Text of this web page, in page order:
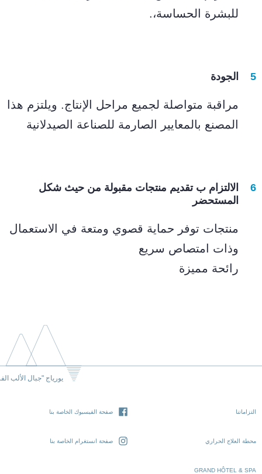
للبشرة الحساسة،.
الجودة
مراقبة متواصلة لجميع مراحل الإنتاج. ويلتزم هذا
المصنع بالمعايير الصارمة للصناعة الصيدلانية
الالتزام ب تقديم منتجات مقبولة من حيث شكل
المستحضر
منتجات توفر حماية قصوي ومتعة في الاستعمال
وذات امتصاص سريع
رائحة مميزة
يورياج "جبال الألب
التزاماتنا
محطة العلاج الحراري
GRAND HÔTEL & SPA
صفحة الفيسبوك الخاصة بنا
صفحة انستغرام الخاصة بنا